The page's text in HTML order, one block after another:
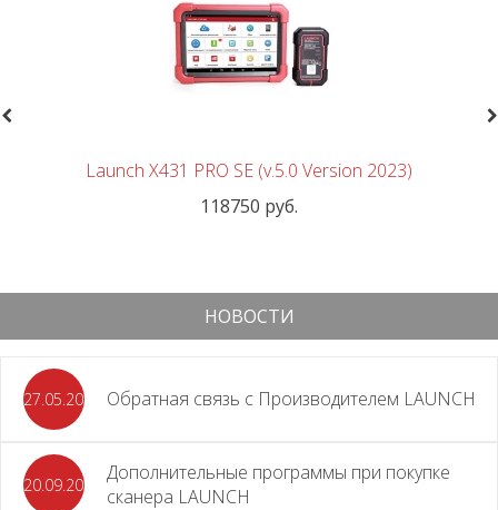
Launch X431 PRO SE (v.5.0 Version 2023)
118750 руб.
НОВОСТИ
27.05.2026 Обратная связь с Производителем LAUNCH
20.09.2025
Дополнительные программы при покупке
сканера LAUNCH